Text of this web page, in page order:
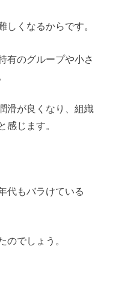
しくなるからです。
有のグループや小さ
滑が良くなり、組織
感じます。
代もバラけている
のでしょう。